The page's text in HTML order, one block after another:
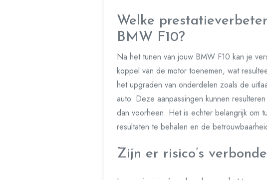
Welke
BMW F10?
Na het tunen van jouw BMW F10 kan je
koppel van de motor toenemen, wat
het upgraden van onderdelen zoals de
auto. Deze aanpassingen kunnen
dan voorheen. Het is echter belangrijk om
resultaten te behalen en de
Zijn er risico’s